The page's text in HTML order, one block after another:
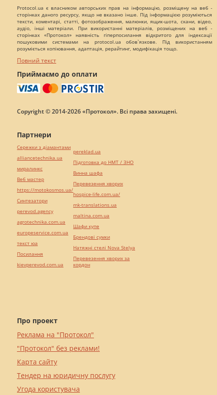
Protocol.ua є власником авторських прав на інформацію, розміщену на веб -
сторінках даного ресурсу, якщо не вказано інше. Під інформацією розуміються
тексти, коментарі, статті, фотозображення, малюнки, ящик-шота, скани, відео,
аудіо, інші матеріали. При використанні матеріалів, розміщених на веб -
сторінках «Протокол» наявність гіперпосилання відкритого для індексації
пошуковими системами на protocol.ua обов`язкове. Під використанням
розуміється копіювання, адаптація, рерайтинг, модифікація тощо.
Повний текст
Приймаємо до оплати
Copyright © 2014-2026 «Протокол». Всі права захищені.
Про проект
Реклама на "Протокол"
"Протокол" без реклами!
Карта сайту
Тендер на юридичну послугу
Угода користувача
Партнери
Сережки з діамантами
alliancetechnika.ua
миралинкс
Веб мастер
https://motokosmos.ua/
Синтезатори
perevod.agency
agrotechnika.com.ua
europeservice.com.ua
текст юа
Посилання
kievperevod.com.ua
pereklad.ua
Підготовка до НМТ / ЗНО
Винна шафа
Перевезення хворих
hospice-life.com.ua/
mk-translations.ua
maltina.com.ua
Шафи купе
Брендові сумки
Натяжні стелі Nova Stelya
Перевезення хворих за
кордон